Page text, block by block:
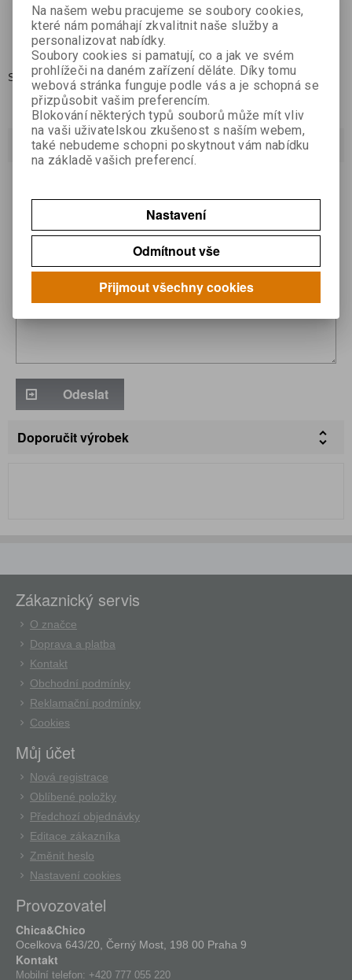

Přidat do oblíbených
Skladem:1 ks
Dotaz na výrobek
Odeslat
Doporučit výrobek
Zákaznický servis
O značce
Doprava a platba
Kontakt
Obchodní podmínky
Reklamační podmínky
Cookies
Můj účet
Nová registrace
Oblíbené položky
Předchozí objednávky
Editace zákazníka
Změnit heslo
Nastavení cookies
Provozovatel
Chica&Chico
Ocelkova 643/20, Černý Most, 198 00 Praha 9
Kontakt
Mobilní telefon: +420 777 055 220
Na našem webu pracujeme se soubory cookies,
které nám pomáhají zkvalitnit naše služby a
personalizovat nabídky.
Soubory cookies si pamatují, co a jak ve svém
prohlížeči na daném zařízení děláte. Díky tomu
webová stránka funguje podle vás a je schopná se
přizpůsobit vašim preferencím.
Blokování některých typů souborů může mít vliv
na vaši uživatelskou zkušenost s naším webem,
také nebudeme schopni poskytnout vám nabídku
na základě vašich preferencí.
Nastavení
Odmítnout vše
Přijmout všechny cookies